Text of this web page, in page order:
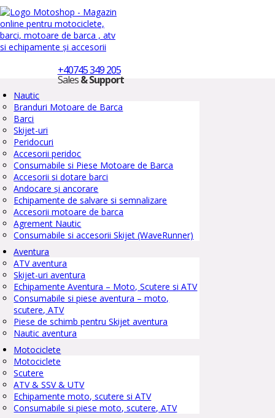
+40745 349 205
Sales& Support
Nautic
Branduri Motoare de Barca
Barci
Skijet-uri
Peridocuri
Accesorii peridoc
Consumabile si Piese Motoare de Barca
Accesorii si dotare barci
Andocare și ancorare
Echipamente de salvare si semnalizare
Accesorii motoare de barca
Agrement Nautic
Consumabile si accesorii Skijet (WaveRunner)
Aventura
ATV aventura
Skijet-uri aventura
Echipamente Aventura – Moto, Scutere si ATV
Consumabile si piese aventura – moto,
scutere, ATV
Piese de schimb pentru Skijet aventura
Nautic aventura
Motociclete
Motociclete
Scutere
ATV & SSV & UTV
Echipamente moto, scutere si ATV
Consumabile si piese moto, scutere, ATV